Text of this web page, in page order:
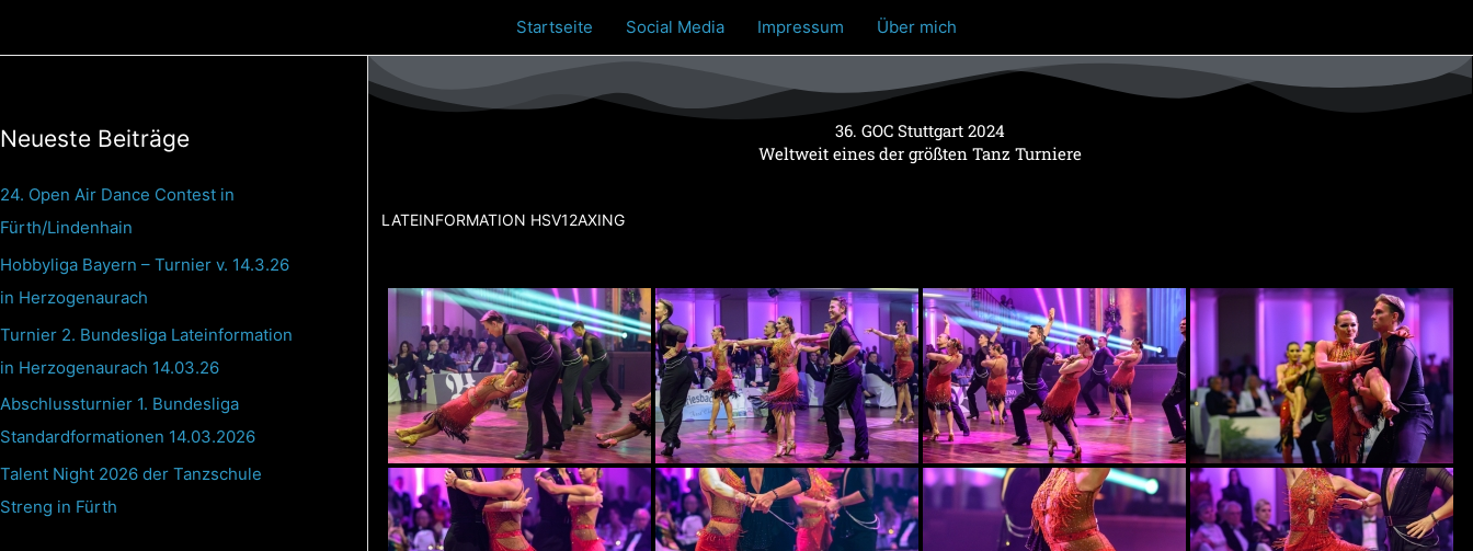
Startseite Social Media Impressum Über mich
Neueste Beiträge
24. Open Air Dance Contest in
Fürth/Lindenhain
Hobbyliga Bayern – Turnier v. 14.3.26
in Herzogenaurach
Turnier 2. Bundesliga Lateinformation
in Herzogenaurach 14.03.26
Abschlussturnier 1. Bundesliga
Standardformationen 14.03.2026
Talent Night 2026 der Tanzschule
Streng in Fürth
36. GOC Stuttgart 2024
Weltweit eines der größten Tanz Turniere
LATEINFORMATION HSV12AXING